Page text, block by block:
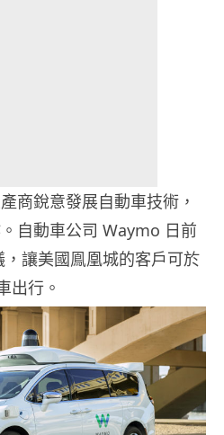
商銳意發展自動車技術，
自動車公司 Waymo 日前
讓美國鳯凰城的客戶可於
出行。